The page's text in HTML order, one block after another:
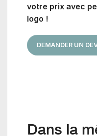
votre prix avec
logo !
DEMANDER UN
Dans la